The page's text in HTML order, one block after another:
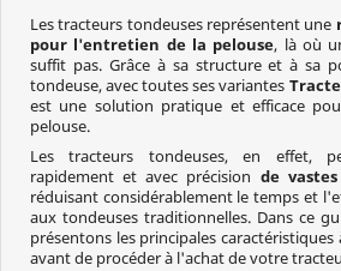
Les tracteurs tondeuses représentent une
pour l'entretien de la pelouse, là où
suffit pas. Grâce à sa structure et à sa
tondeuse, avec toutes ses variantes
est une solution pratique et efficace
pelouse.
Les tracteurs tondeuses, en effet,
rapidement et avec précision de
réduisant considérablement le temps et
aux tondeuses traditionnelles. Dans ce
présentons les principales
avant de procéder à l'achat de votre